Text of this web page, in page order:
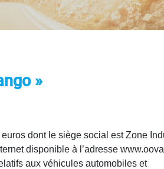
»
dont le siège social est Zone
disponible à l’adresse
aux véhicules automobiles et